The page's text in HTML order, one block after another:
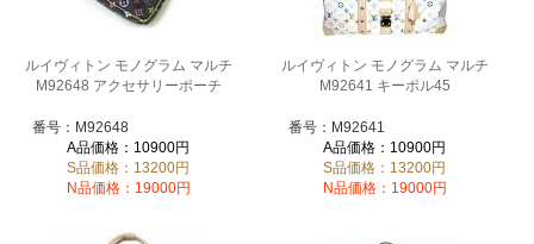
ルイヴィトン モノグラム マルチ
M92648 アクセサリーポーチ
番号：M92648
A品価格：10900円
S品価格：13200円
N品価格：19000円
ルイヴィトン モノグラム マルチ
M92641 キーポル45
番号：M92641
A品価格：10900円
S品価格：13200円
N品価格：19000円